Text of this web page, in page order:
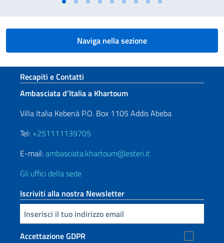
Naviga nella sezione
Sezione footer
Recapiti e Contatti
Ambasciata d’Italia a Khartoum
Villa Italia Kebenà P.O. Box 1105 Addis Abeba
Tel: +251111139705
E-mail:ambasciata.khartoum@esteri.it
Gli uffici della sede
Iscriviti alla nostra Newsletter
Inserisci la tua email
Accettazione GDPR